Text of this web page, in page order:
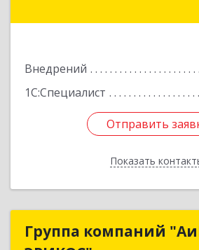
Внедрений
1С:Специалист
Отправить
Показать
Отправить
Назад
Группа компаний
Группа